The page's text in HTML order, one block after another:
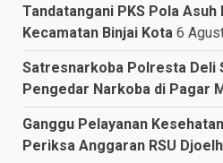
Tandatangani PKS Pola Asuh
Kecamatan Binjai Kota 6
Satresnarkoba Polresta Deli
Pengedar Narkoba di Pagar
Ganggu Pelayanan
Periksa Anggaran RSU